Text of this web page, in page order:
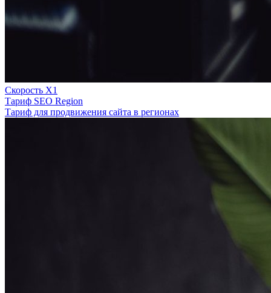
Скорость Х1
Тариф SEO Region
Тариф для продвижения сайта в регионах